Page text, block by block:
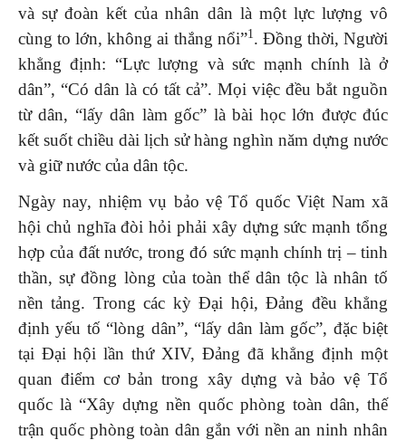
và sự đoàn kết của nhân dân là một lực lượng vô
cùng to lớn, không ai thắng nổi”1. Đồng thời, Người
khẳng định: “Lực lượng và sức mạnh chính là ở
dân”, “Có dân là có tất cả”. Mọi việc đều bắt nguồn
từ dân, “lấy dân làm gốc” là bài học lớn được đúc
kết suốt chiều dài lịch sử hàng nghìn năm dựng nước
và giữ nước của dân tộc.
Ngày nay, nhiệm vụ bảo vệ Tổ quốc Việt Nam xã
hội chủ nghĩa đòi hỏi phải xây dựng sức mạnh tổng
hợp của đất nước, trong đó sức mạnh chính trị – tinh
thần, sự đồng lòng của toàn thể dân tộc là nhân tố
nền tảng. Trong các kỳ Đại hội, Đảng đều khẳng
định yếu tố “lòng dân”, “lấy dân làm gốc”, đặc biệt
tại Đại hội lần thứ XIV, Đảng đã khẳng định một
quan điểm cơ bản trong xây dựng và bảo vệ Tổ
quốc là “Xây dựng nền quốc phòng toàn dân, thế
trận quốc phòng toàn dân gắn với nền an ninh nhân